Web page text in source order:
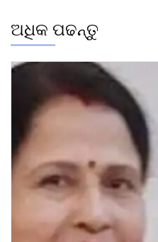
ଅଧିକ ପଢନ୍ତୁ